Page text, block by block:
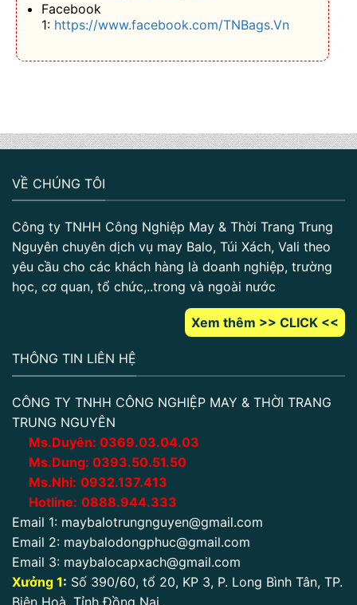
Facebook
1: https://www.facebook.com/TNBags.Vn
VỀ CHÚNG TÔI
Công ty TNHH Công Nghiệp May & Thời Trang Trung
Nguyên chuyên dịch vụ may Balo, Túi Xách, Vali theo
yêu cầu cho các khách hàng là doanh nghiệp, trường
học, cơ quan, tổ chức,..trong và ngoài nước
Xem thêm >> CLICK <<
THÔNG TIN LIÊN HỆ
CÔNG TY TNHH CÔNG NGHIỆP MAY & THỜI TRANG
TRUNG NGUYÊN
Ms.Duyên: 0369.03.04.03
Ms.Dung: 0393.50.51.50
Ms.Nhi: 0932.137.413
Hotline: 0888.944.333
Email 1: maybalotrungnguyen@gmail.com
Email 2: maybalodongphuc@gmail.com
Email 3: maybalocapxach@gmail.com
Xưởng 1: Số 390/60, tổ 20, KP 3, P. Long Bình Tân, TP.
Biên Hoà, Tỉnh Đồng Nai.